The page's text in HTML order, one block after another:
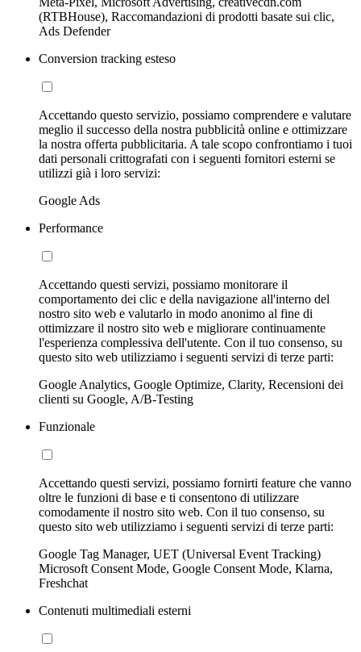
(RTBHouse), Raccomandazioni di prodotti basate sui clic,
Ads Defender
Conversion tracking esteso
Accettando questo servizio, possiamo comprendere e valutare
meglio il successo della nostra pubblicità online e ottimizzare
la nostra offerta pubblicitaria. A tale scopo confrontiamo i tuoi
dati personali crittografati con i seguenti fornitori esterni se
utilizzi già i loro servizi:
Google Ads
Performance
Accettando questi servizi, possiamo monitorare il
comportamento dei clic e della navigazione all'interno del
nostro sito web e valutarlo in modo anonimo al fine di
ottimizzare il nostro sito web e migliorare continuamente
l'esperienza complessiva dell'utente. Con il tuo consenso, su
questo sito web utilizziamo i seguenti servizi di terze parti:
Google Analytics, Google Optimize, Clarity, Recensioni dei
clienti su Google, A/B-Testing
Funzionale
Accettando questi servizi, possiamo fornirti feature che vanno
oltre le funzioni di base e ti consentono di utilizzare
comodamente il nostro sito web. Con il tuo consenso, su
questo sito web utilizziamo i seguenti servizi di terze parti:
Google Tag Manager, UET (Universal Event Tracking)
Microsoft Consent Mode, Google Consent Mode, Klarna,
Freshchat
Contenuti multimediali esterni